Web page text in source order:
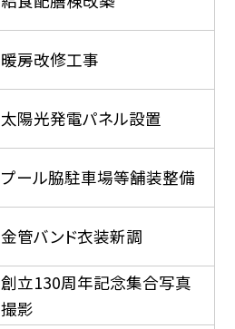
暖房改修工事
太陽光発電パネル設置
プール脇駐車場等舗装整備
金管バンド衣装新調
創立130周年記念集合写真
撮影